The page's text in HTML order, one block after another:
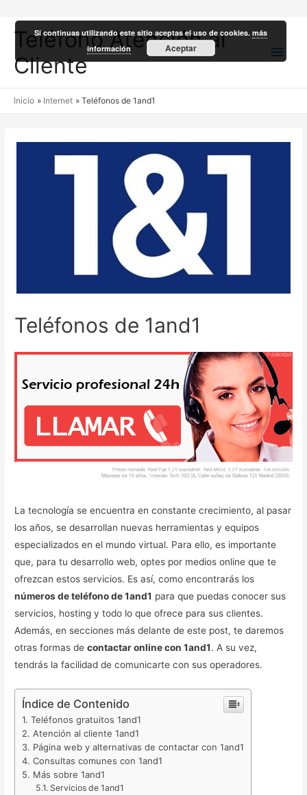
Teléfono Atención al
Cliente
Inicio Internet Teléfonos de 1and1
Teléfonos de 1and1
La tecnología se encuentra en constante crecimiento, al pasar
los años, se desarrollan nuevas herramientas y equipos
especializados en el mundo virtual. Para ello, es importante
que, para tu desarrollo web, optes por medios online que te
ofrezcan estos servicios. Es así, como encontrarás los
números de teléfono de 1and1 para que puedas conocer sus
servicios, hosting y todo lo que ofrece para sus clientes.
Además, en secciones más delante de este post, te daremos
otras formas decontactar online con 1and1. A su vez,
tendrás la facilidad de comunicarte con sus operadores.
Índice de Contenido
Teléfonos gratuitos 1and1
Atención al cliente 1and1
Página web y alternativas de contactar con 1and1
Consultas comunes con 1and1
Más sobre 1and1
Servicios de 1and1
Si continuas utilizando este sitio aceptas el uso de cookies.más
información
Aceptar